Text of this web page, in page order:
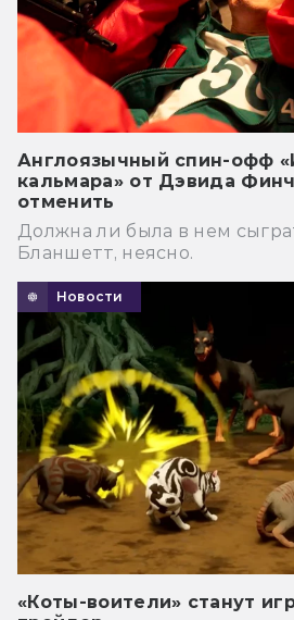
Англоязычный спин-офф
кальмара» от Дэвида
отменить
Должна ли была в нем
Бланшетт, неясно.
Новости
«Коты-воители» станут